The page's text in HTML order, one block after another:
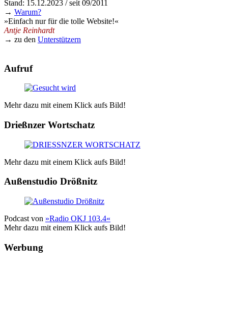
Stand: 15.12.2023 / seit 09/2011
→ Warum?
»Einfach nur für die tolle Website!«
Antje Reinhardt
→ zu den Unterstützern
Aufruf
Mehr dazu mit einem Klick aufs Bild!
Drießnzer Wortschatz
Mehr dazu mit einem Klick aufs Bild!
Außenstudio Drößnitz
Podcast von »Radio OKJ 103.4«
Mehr dazu mit einem Klick aufs Bild!
Werbung